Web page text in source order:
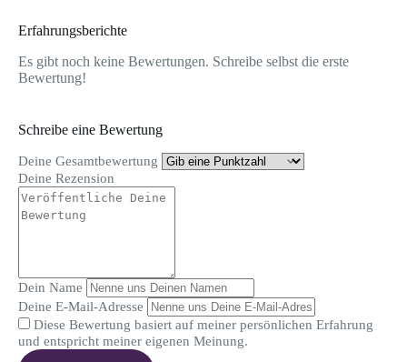
Erfahrungsberichte
Es gibt noch keine Bewertungen. Schreibe selbst die erste
Bewertung!
Schreibe eine Bewertung
Deine Gesamtbewertung
Deine Rezension
Dein Name
Deine E-Mail-Adresse
Diese Bewertung basiert auf meiner persönlichen Erfahrung
und entspricht meiner eigenen Meinung.